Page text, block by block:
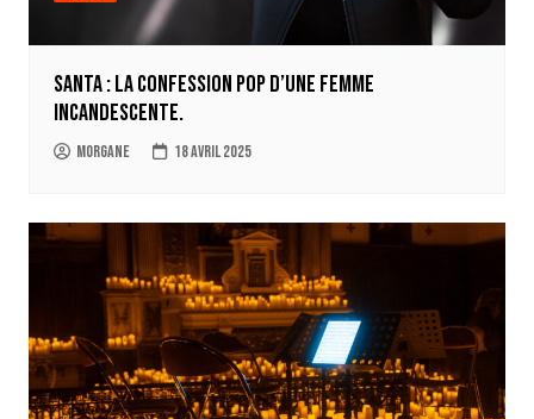
Santa : la confession pop d’une femme
incandescente.
Morgane 18 avril 2025